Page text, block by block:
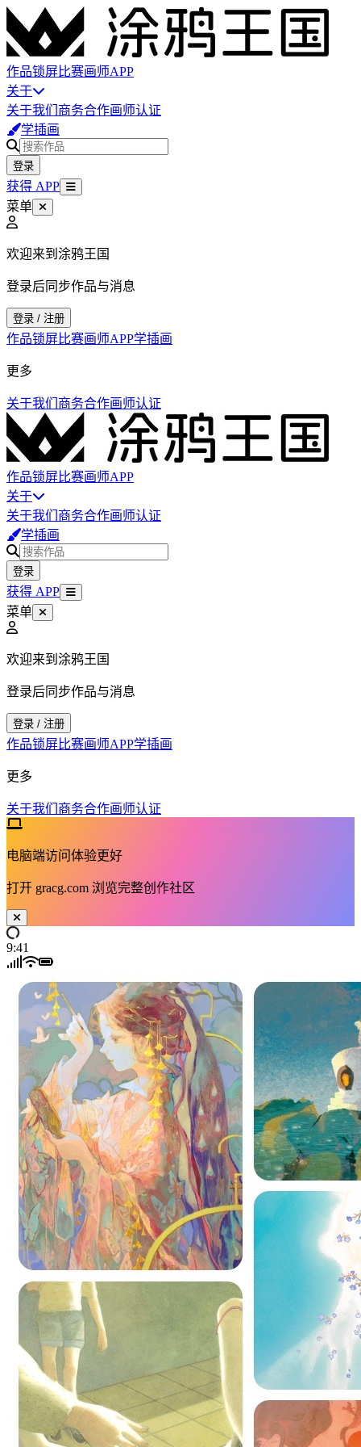
作品锁屏比赛画师APP
关于
关于我们 商务合作画师认证
学插画
登录
获得 APP
菜单
欢迎来到涂鸦王国
登录后同步作品与消息
登录 / 注册
作品锁屏比赛画师APP学插画
更多
关于我们 商务合作画师认证
作品锁屏比赛画师APP
关于
关于我们 商务合作画师认证
学插画
登录
获得 APP
菜单
欢迎来到涂鸦王国
登录后同步作品与消息
登录 / 注册
作品锁屏比赛画师APP学插画
更多
关于我们 商务合作画师认证
电脑端访问体验更好
打开 gracg.com 浏览完整创作社区
9:41